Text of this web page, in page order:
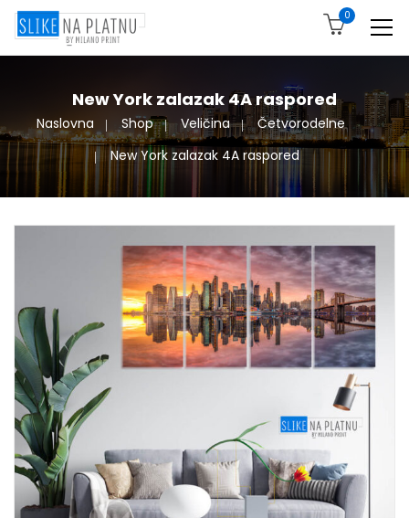
0
New York zalazak 4A raspored
Naslovna Shop Veličina
Četvorodelne
New York zalazak 4A raspored